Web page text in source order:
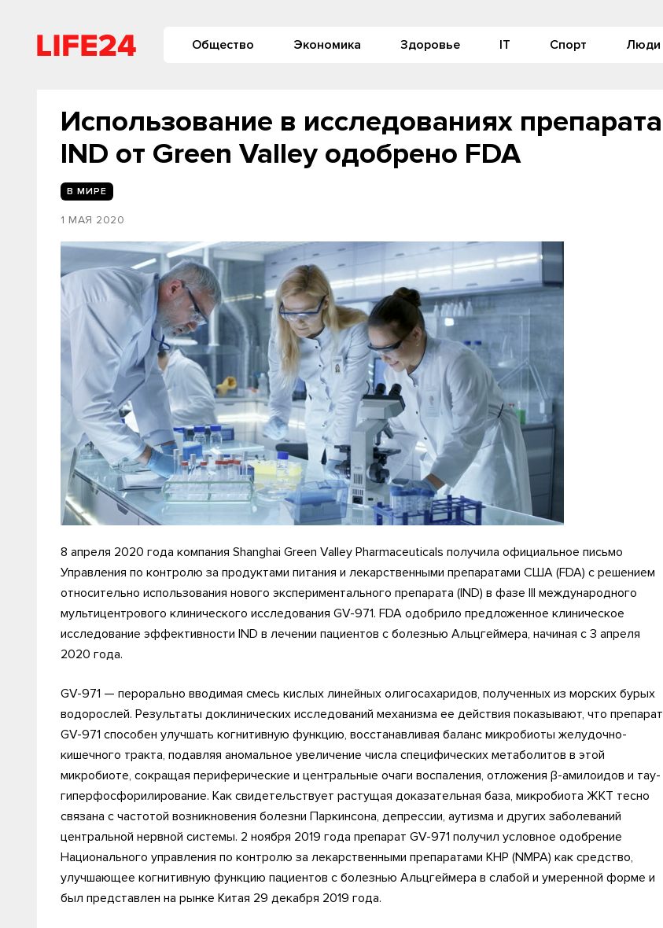
Общество Экономика Здоровье IT Спорт Люди
Использование в исследованиях препарата
IND от Green Valley одобрено FDA
В МИРЕ
1 МАЯ 2020
8 апреля 2020 года компания Shanghai Green Valley Pharmaceuticals получила официальное письмо
Управления по контролю за продуктами питания и лекарственными препаратами США (FDA) с решением
относительно использования нового экспериментального препарата (IND) в фазе III международного
мультицентрового клинического исследования GV-971. FDA одобрило предложенное клиническое
исследование эффективности IND в лечении пациентов с болезнью Альцгеймера, начиная с 3 апреля
2020 года.
GV-971 — перорально вводимая смесь кислых линейных олигосахаридов, полученных из морских бурых
водорослей. Результаты доклинических исследований механизма ее действия показывают, что препарат
GV-971 способен улучшать когнитивную функцию, восстанавливая баланс микробиоты желудочно-
кишечного тракта, подавляя аномальное увеличение числа специфических метаболитов в этой
микробиоте, сокращая периферические и центральные очаги воспаления, отложения β-амилоидов и тау-
гиперфосфорилирование. Как свидетельствует растущая доказательная база, микробиота ЖКТ тесно
связана с частотой возникновения болезни Паркинсона, депрессии, аутизма и других заболеваний
центральной нервной системы. 2 ноября 2019 года препарат GV-971 получил условное одобрение
Национального управления по контролю за лекарственными препаратами КНР (NMPA) как средство,
улучшающее когнитивную функцию пациентов с болезнью Альцгеймера в слабой и умеренной форме и
был представлен на рынке Китая 29 декабря 2019 года.